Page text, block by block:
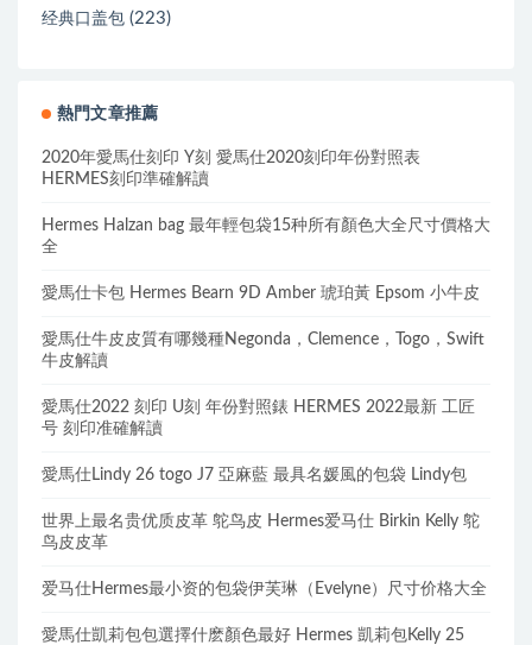
经典口盖包 (223)
熱門文章推薦
2020年愛馬仕刻印 Y刻 愛馬仕2020刻印年份對照表
HERMES刻印準確解讀
Hermes Halzan bag 最年輕包袋15种所有顏色大全尺寸價格大
全
愛馬仕卡包 Hermes Bearn 9D Amber 琥珀黃 Epsom 小牛皮
愛馬仕牛皮皮質有哪幾種Negonda，Clemence，Togo，Swift
牛皮解讀
愛馬仕2022 刻印 U刻 年份對照錶 HERMES 2022最新 工匠
号 刻印准確解讀
愛馬仕Lindy 26 togo J7 亞麻藍 最具名媛風的包袋 Lindy包
世界上最名贵优质皮革 鸵鸟皮 Hermes爱马仕 Birkin Kelly 鸵
鸟皮皮革
爱马仕Hermes最小资的包袋伊芙琳（Evelyne）尺寸价格大全
愛馬仕凱莉包包選擇什麽顏色最好 Hermes 凱莉包Kelly 25